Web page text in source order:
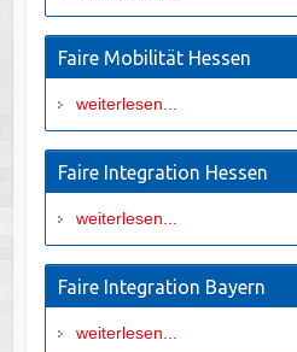
Faire Mobilität Hessen
weiterlesen...
Faire Integration Hessen
weiterlesen...
Faire Integration Bayern
weiterlesen...